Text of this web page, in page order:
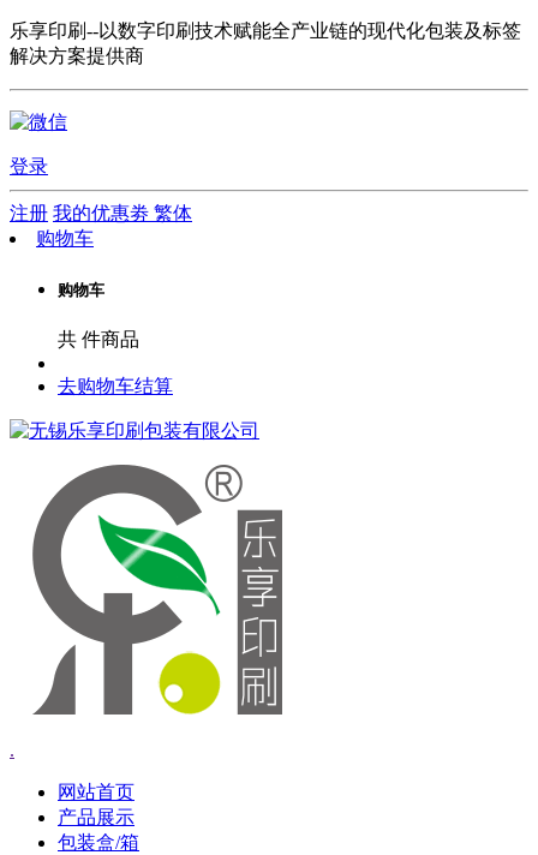
乐享印刷--以数字印刷技术赋能全产业链的现代化包装及标签
解决方案提供商
登录
注册 我的优惠劵 繁体
购物车
购物车
共 件商品
去购物车结算
.
网站首页
产品展示
包装盒/箱